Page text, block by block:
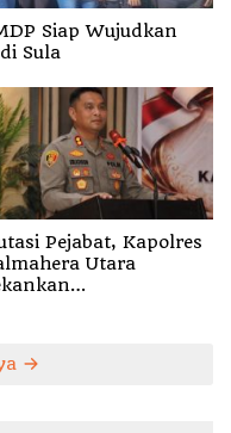
Sula
Pejabat, Kapolres
Utara